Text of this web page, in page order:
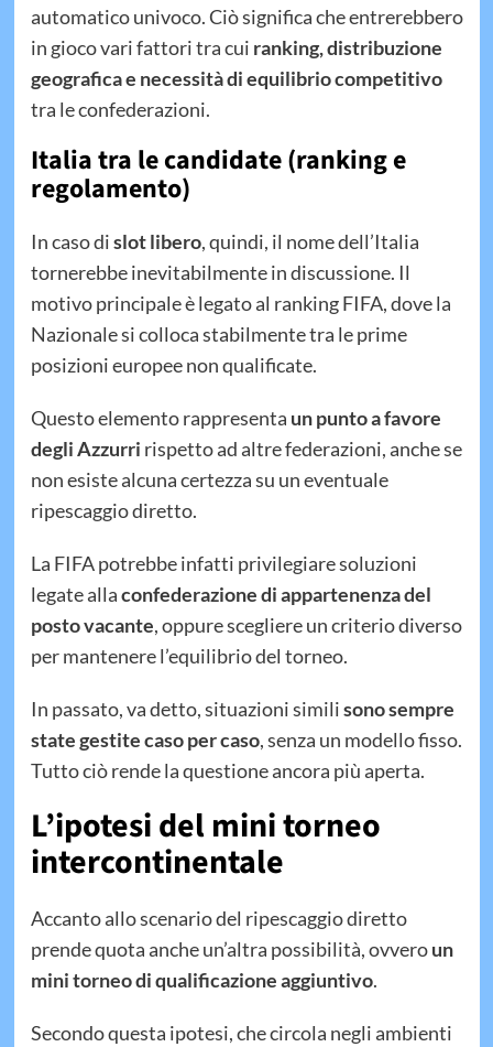
automatico univoco. Ciò significa che entrerebbero
in gioco vari fattori tra cui ranking, distribuzione
geografica e necessità di equilibrio competitivo
tra le confederazioni.
Italia tra le candidate (ranking e
regolamento)
In caso dislot libero, quindi, il nome dell’Italia
tornerebbe inevitabilmente in discussione. Il
motivo principale è legato al ranking FIFA, dove la
Nazionale si colloca stabilmente tra le prime
posizioni europee non qualificate.
Questo elemento rappresenta un punto a favore
degli Azzurri rispetto ad altre federazioni, anche se
non esiste alcuna certezza su un eventuale
ripescaggio diretto.
La FIFA potrebbe infatti privilegiare soluzioni
legate allaconfederazione di appartenenza del
posto vacante, oppure scegliere un criterio diverso
per mantenere l’equilibrio del torneo.
In passato, va detto, situazioni similisono sempre
state gestite caso per caso, senza un modello fisso.
Tutto ciò rende la questione ancora più aperta.
L’ipotesi del mini torneo
intercontinentale
Accanto allo scenario del ripescaggio diretto
prende quota anche un’altra possibilità, ovveroun
mini torneo di qualificazione aggiuntivo.
Secondo questa ipotesi, che circola negli ambienti